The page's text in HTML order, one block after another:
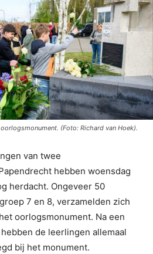
(Foto: Richard van Hoek).
van twee
hebben woensdag
herdacht. Ongeveer 50
7 en 8, verzamelden zich
oorlogsmonument. Na een
de leerlingen allemaal
bij het monument.